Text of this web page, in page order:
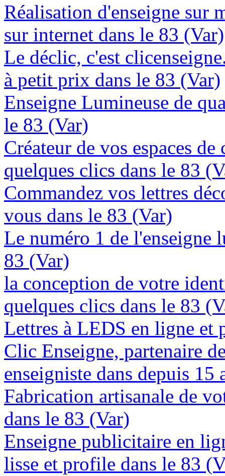
Réalisation d'enseigne sur
sur internet dans le 83 (Var)
Le déclic, c'est
à petit prix dans le 83 (Var)
Enseigne Lumineuse de
le 83 (Var)
Créateur de vos espaces
quelques clics dans le 83
Commandez vos lettres
vous dans le 83 (Var)
Le numéro 1 de l'enseigne
83 (Var)
la conception de votre
quelques clics dans le 83
Lettres à LEDS en ligne et
Clic Enseigne, partenaire
enseigniste dans depuis 15
Fabrication artisanale de
dans le 83 (Var)
Enseigne publicitaire en
lisse et profile dans le 83